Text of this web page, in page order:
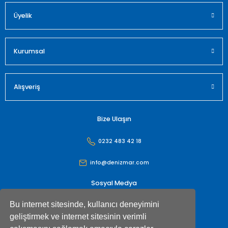
Bu internet sitesinde, kullanıcı deneyimini
geliştirmek ve internet sitesinin verimli
Üyelik
Kurumsal
Alışveriş
Bize Ulaşın
0232 483 42 18
info@denizmar.com
Sosyal Medya